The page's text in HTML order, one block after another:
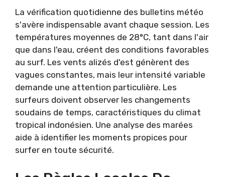
La vérification quotidienne des bulletins météo
s'avère indispensable avant chaque session. Les
températures moyennes de 28°C, tant dans l'air
que dans l'eau, créent des conditions favorables
au surf. Les vents alizés d'est génèrent des
vagues constantes, mais leur intensité variable
demande une attention particulière. Les
surfeurs doivent observer les changements
soudains de temps, caractéristiques du climat
tropical indonésien. Une analyse des marées
aide à identifier les moments propices pour
surfer en toute sécurité.